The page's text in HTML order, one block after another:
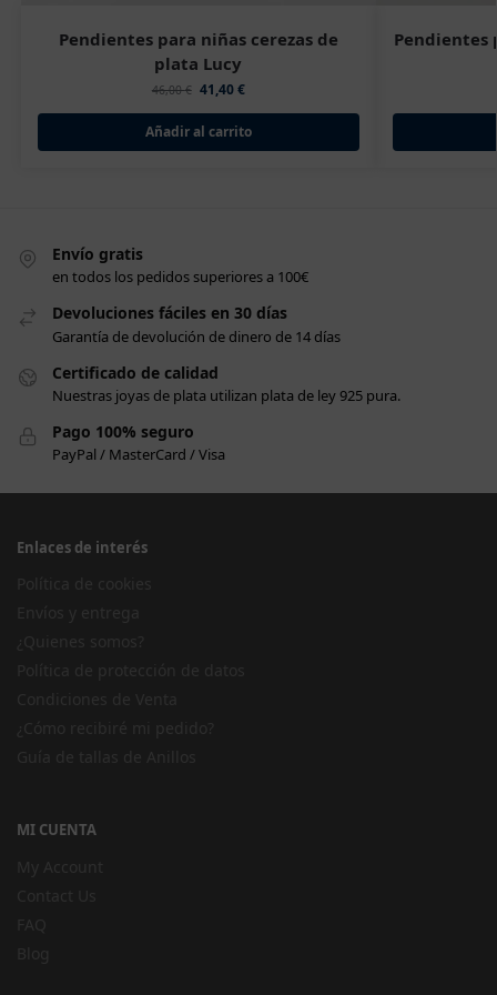
Pendientes para niñas cerezas de
plata Lucy
46,00€ 41,40€
Añadir al carrito
Pendientes
Envío gratis
en todos los pedidos superiores a 100€
Devoluciones fáciles en 30 días
Garantía de devolución de dinero de 14 días
Certificado de calidad
Nuestras joyas de plata utilizan plata de ley 925 pura.
Pago 100% seguro
PayPal / MasterCard / Visa
Enlaces de interés
MI CUENTA